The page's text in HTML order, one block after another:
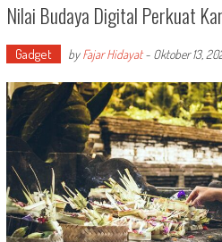
Nilai Budaya Digital Perkuat
Gadget byFajar Hidayat- Oktober 13,